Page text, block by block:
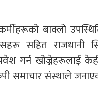
बाक्लो
सहित
गर्न खोज्नेहरूलाई
समाचार संस्थाले